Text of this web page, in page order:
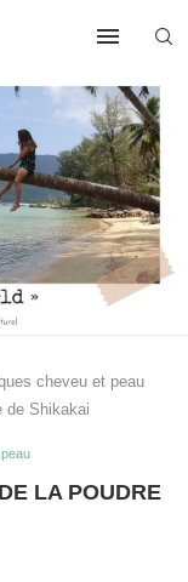
cheveu et peau
de Shikakai
LA POUDRE